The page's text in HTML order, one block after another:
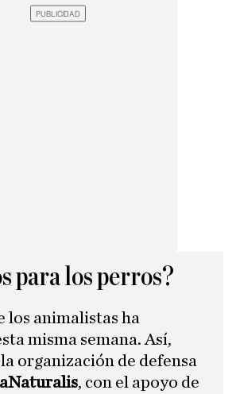
para los perros?
los animalistas ha
misma semana. Así,
organización de defensa
, con el apoyo de